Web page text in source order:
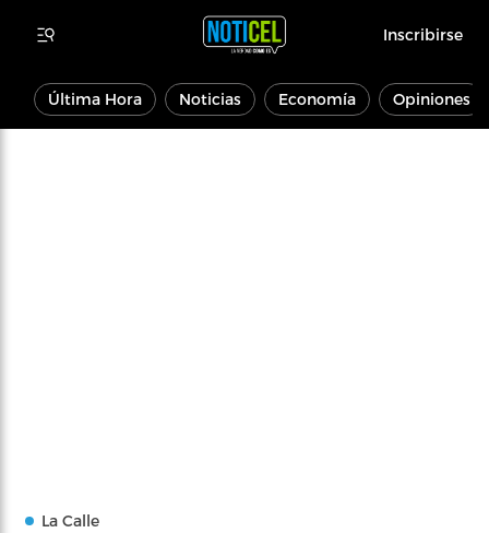
Inscribirse
Última Hora Noticias Economía Opiniones
La Calle